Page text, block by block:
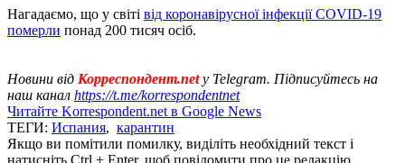
Нагадаємо, що у світі від коронавірусної інфекції COVID-19
померли понад 200 тисяч осіб.
Новини від Корреспондент.netу Telegram. Підписуйтесь на
наш канал https://t.me/korrespondentnet
Читайте Korrespondent.net в Google News
ТЕГИ: Испания, карантин
Якщо ви помітили помилку, виділіть необхідний текст і
натисніть Ctrl + Enter, щоб повідомити про це редакцію.